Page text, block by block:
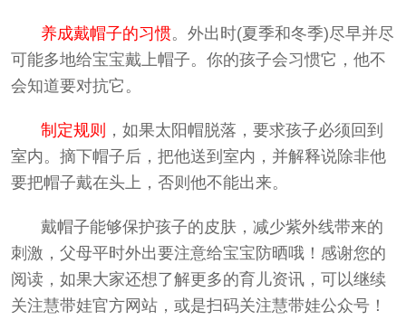
养成戴帽子的习惯。外出时(夏季和冬季)尽早并尽
可能多地给宝宝戴上帽子。你的孩子会习惯它，他不
会知道要对抗它。
制定规则 ，如果太阳帽脱落，要求孩子必须回到
室内。摘下帽子后，把他送到室内，并解释说除非他
要把帽子戴在头上，否则他不能出来。
戴帽子能够保护孩子的皮肤，减少紫外线带来的
刺激，父母平时外出要注意给宝宝防晒哦！ 感谢您的
阅读，如果大家还想了解更多的育儿资讯，可以继续
关注慧带娃官方网站，或是扫码关注慧带娃公众号！